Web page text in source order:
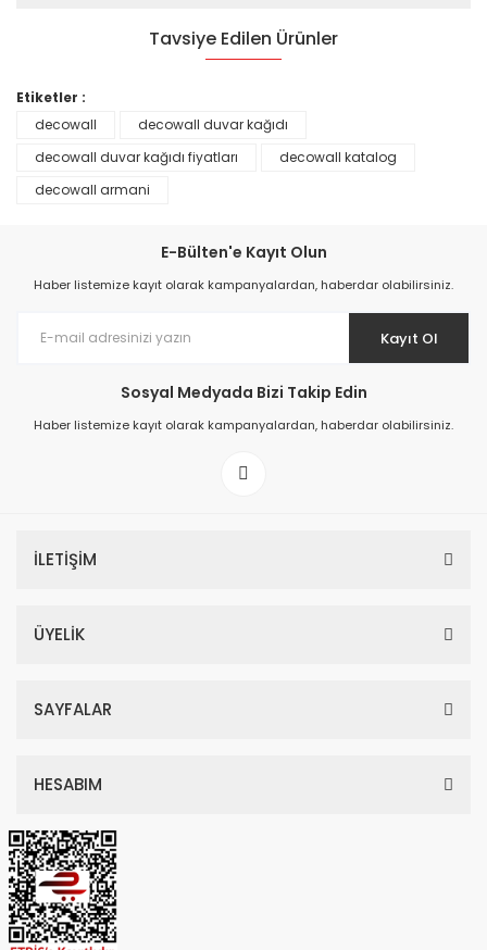
Tavsiye Edilen Ürünler
Prime ArtDECO Duvar Kağıdı Tutkalı 500 gr
149,00 TL
Etiketler :
decowall
decowall duvar kağıdı
decowall duvar kağıdı fiyatları
decowall katalog
decowall armani
E-Bülten'e Kayıt Olun
Haber listemize kayıt olarak kampanyalardan, haberdar olabilirsiniz.
Kayıt Ol
Sosyal Medyada Bizi Takip Edin
Haber listemize kayıt olarak kampanyalardan, haberdar olabilirsiniz.
İLETİŞİM
ÜYELİK
SAYFALAR
HESABIM